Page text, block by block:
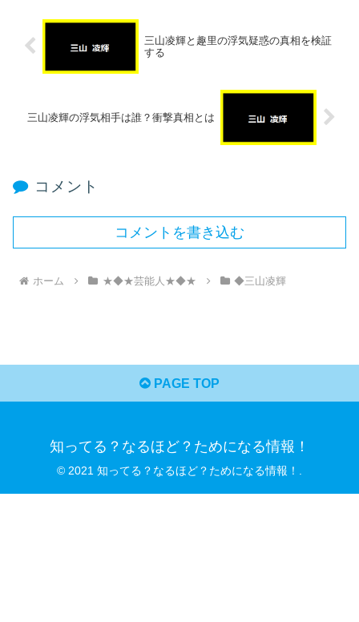
三山凌輝と趣里の浮気疑惑の真相を検証
する
三山凌輝の浮気相手は誰？衝撃真相とは
コメント
コメントを書き込む
ホーム ★◆★芸能人★◆★ ◆三山凌輝
PAGE TOP
知ってる？なるほど？ためになる情報！
© 2021 知ってる？なるほど？ためになる情報！.